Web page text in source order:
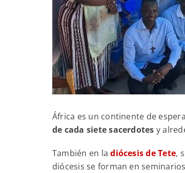
África es un continente de
de cada siete sacerdotes y
También en la diócesis de Tete,
diócesis se forman en